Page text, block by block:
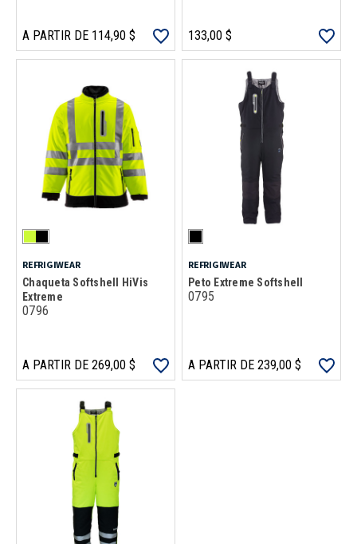
A PARTIR DE 114,90 $ 133,00 $
REFRIGIWEAR
Chaqueta Softshell HiVis
Extreme
0796
A PARTIR DE 269,00 $
REFRIGIWEAR
Peto Extreme Softshell
0795
A PARTIR DE 239,00 $